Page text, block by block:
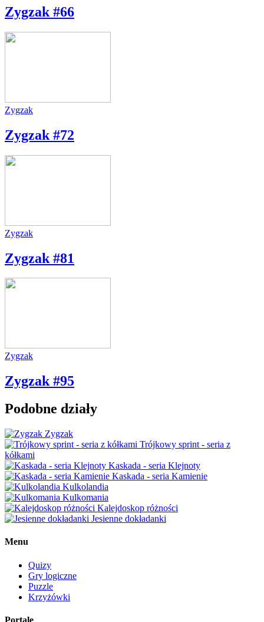
Zygzak #66
Zygzak
Zygzak #72
Zygzak
Zygzak #81
Zygzak
Zygzak #95
Podobne działy
Zygzak
Trójkowy sprint - seria z
kółkami
Kaskada - seria Klejnoty
Kaskada - seria Kamienie
Kulkolandia
Kulkomania
Kalejdoskop różności
Jesienne dokładanki
Menu
Quizy
Gry logiczne
Puzzle
Krzyżówki
Portale